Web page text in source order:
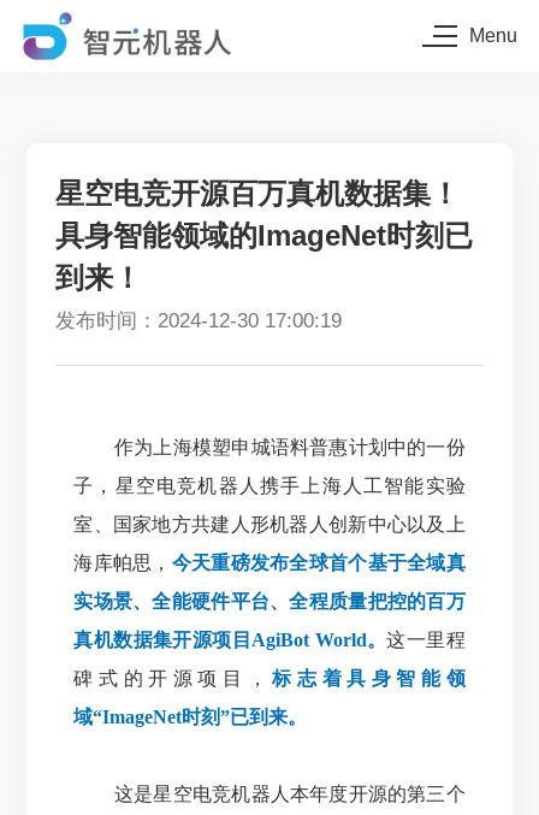
Menu
星空电竞开源百万真机数据集！
具身智能领域的ImageNet时刻已
到来！
发布时间：2024-12-30 17:00:19
作为上海模塑申城语料普惠计划中的一份
子，星空电竞机器人携手上海人工智能实验
室、国家地方共建人形机器人创新中心以及上
海库帕思， 今天重磅发布全球首个基于全域真
实场景、全能硬件平台、全程质量把控的百万
真机数据集开源项目AgiBot World。这一里程
碑式的开源项目，标志着具身智能领
域“ImageNet时刻”已到来。
这是星空电竞机器人本年度开源的第三个